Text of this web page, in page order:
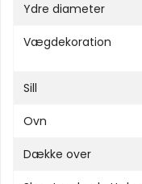
Ydre diameter
Vægdekoration
Sill
Ovn
Dække over